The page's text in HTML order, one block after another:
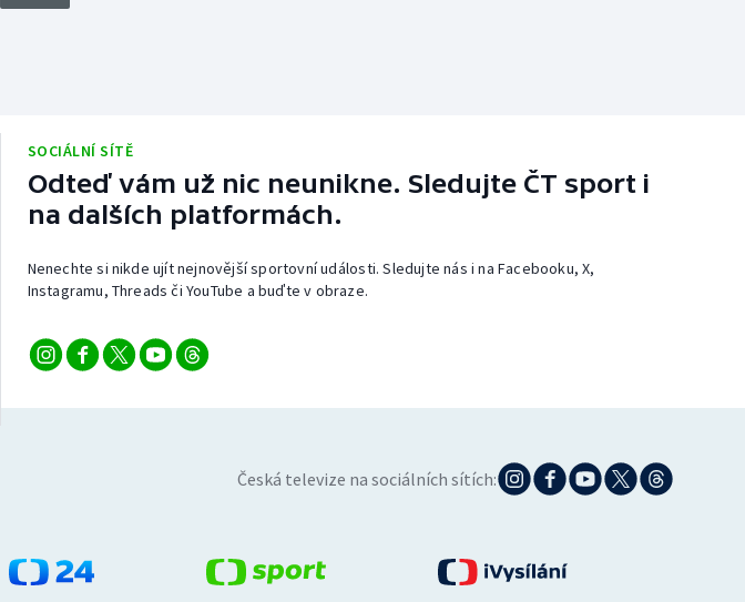
SOCIÁLNÍ SÍTĚ
Odteď vám už nic neunikne. Sledujte ČT sport i
na dalších platformách.
Nenechte si nikde ujít nejnovější sportovní události. Sledujte nás i na Facebooku, X,
Instagramu, Threads či YouTube a buďte v obraze.
Česká televize na sociálních sítích: